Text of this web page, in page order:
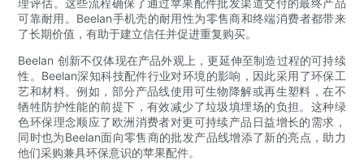
可靠耐用。Beelan手机壳的耐用性为零售商和终端消费者都带来
了长期价值，有助于建立信任并促进重复购买。
Beelan 创新不仅体现在产品外观上，更延伸至制造过程的可持续
性。Beelan深知科技配件行业对环境的影响，因此采用了环保工
艺和材料。例如，部分产品线使用可生物降解或再生塑料，在不
牺牲防护性能的前提下，有效减少了垃圾填埋场的负担。这种绿
色环保理念顺应了欧洲消费者对更可持续产品日益增长的需求，
同时也为Beelan面向零售商的批发产品线增添了新的亮点，助力
他们采购兼具环保意识的苹果配件。